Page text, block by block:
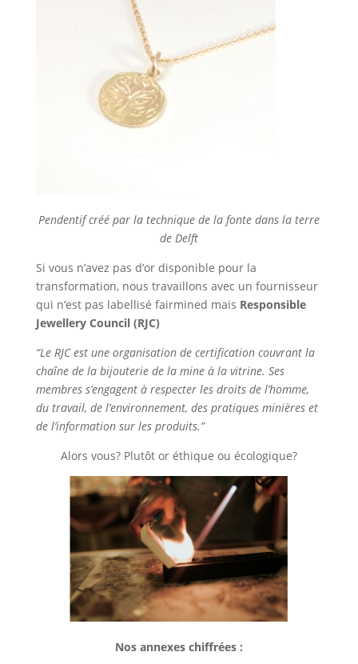
Pendentif créé par la technique de la fonte dans la terre
de Delft
Si vous n’avez pas d’or disponible pour la
transformation, nous travaillons avec un fournisseur
qui n‘est pas labellisé fairmined mais Responsible
Jewellery Council (RJC)
“Le RJC est une organisation de certification couvrant la
chaîne de la bijouterie de la mine à la vitrine. Ses
membres s’engagent à respecter les droits de l’homme,
du travail, de l’environnement, des pratiques minières et
de l’information sur les produits.”
Alors vous? Plutôt or éthique ou écologique?
Nos annexes chiffrées :